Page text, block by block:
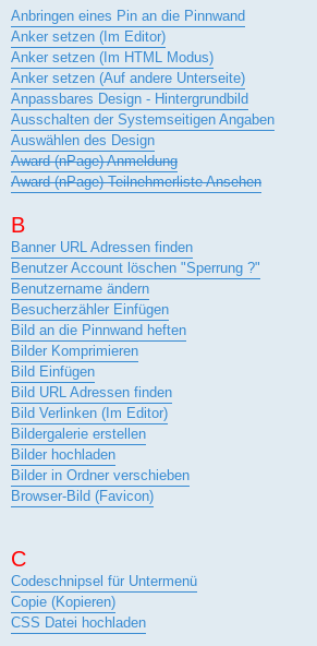
Anbringen eines Pin an die Pinnwand
Anker setzen (Im Editor)
Anker setzen (Im HTML Modus)
Anker setzen (Auf andere Unterseite)
Anpassbares Design - Hintergrundbild
Ausschalten der Systemseitigen Angaben
Auswählen des Design
Award (nPage) Anmeldung
Award (nPage) Teilnehmerliste Ansehen
B
Banner URL Adressen finden
Benutzer Account löschen "Sperrung ?"
Benutzername ändern
Besucherzähler Einfügen
Bild an die Pinnwand heften
Bilder Komprimieren
Bild Einfügen
Bild URL Adressen finden
Bild Verlinken (Im Editor)
Bildergalerie erstellen
Bilder hochladen
Bilder in Ordner verschieben
Browser-Bild (Favicon)
C
Codeschnipsel für Untermenü
Copie (Kopieren)
CSS Datei hochladen